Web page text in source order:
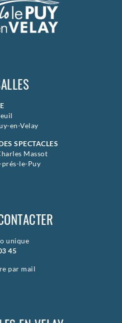
en-Velay
SPECTACLES
Massot
le-Puy
unique
45
par mail